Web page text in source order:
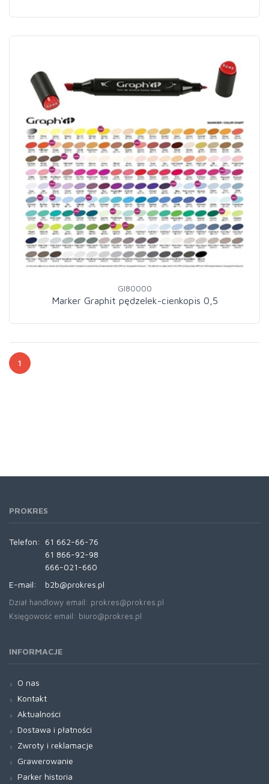
GI80000
Marker Graphit pędzelek-cienkopis 0,5
1
PROKRES
Telefon:
61 662-66-76
61 866-92-98
666-021-660
E-mail:
b2b@prokres.pl
Dział handlowy email: prokres@prokres.pl
Księgowość email: biuro@prokres.pl
INFORMACJE
O nas
Kontakt
Aktualności
Dostawa i płatności
Zwroty i reklamacje
Grawerowanie
Parker historia